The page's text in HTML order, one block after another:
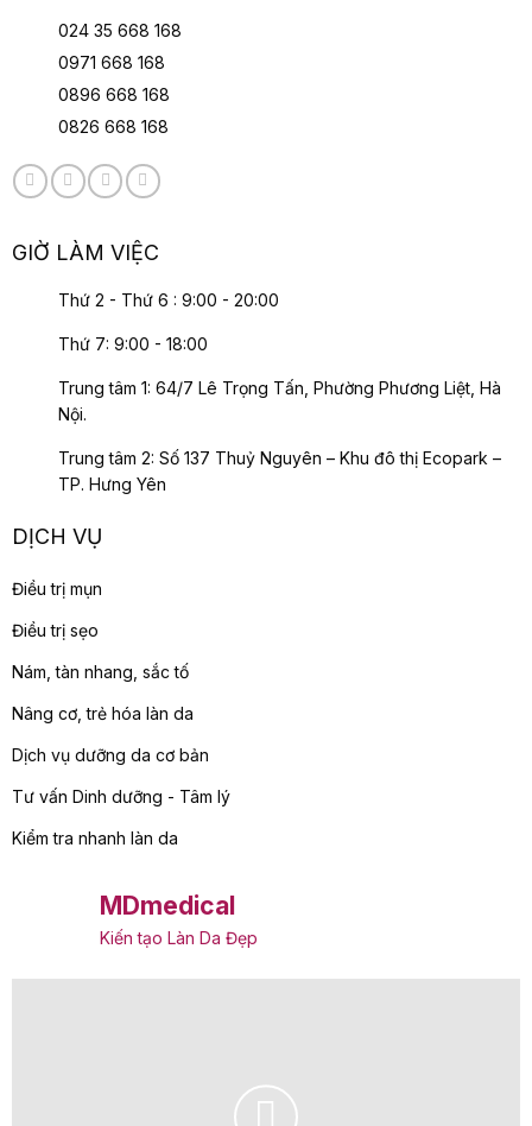
024 35 668 168
0971 668 168
0896 668 168
0826 668 168
GIỜ LÀM VIỆC
Thứ 2 - Thứ 6 : 9:00 - 20:00
Thứ 7: 9:00 - 18:00
Trung tâm 1: 64/7 Lê Trọng Tấn, Phường Phương Liệt, Hà
Nội.
Trung tâm 2: Số 137 Thuỷ Nguyên – Khu đô thị Ecopark –
TP. Hưng Yên
DỊCH VỤ
Điều trị mụn
Điều trị sẹo
Nám, tàn nhang, sắc tố
Nâng cơ, trẻ hóa làn da
Dịch vụ dưỡng da cơ bản
Tư vấn Dinh dưỡng - Tâm lý
Kiểm tra nhanh làn da
MDmedical
Kiến tạo Làn Da Đẹp